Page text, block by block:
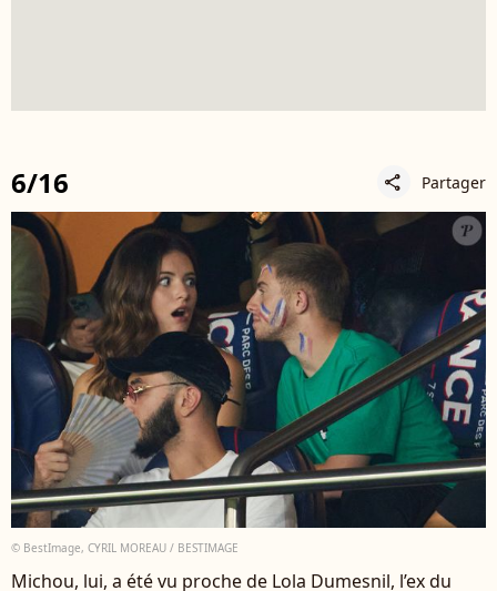
6/16 share Partager
© BestImage, CYRIL MOREAU / BESTIMAGE
Michou, lui, a été vu proche de Lola Dumesnil, l’ex du